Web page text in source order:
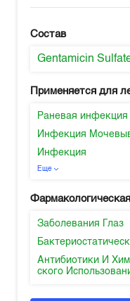
Состав
Gentamicin
Применяется для
Раневая инфекция
Инфекция
Инфекция
Еще
Заболевания Глаз
Антибиотики И
ского